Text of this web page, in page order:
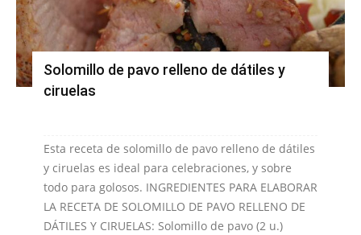
Solomillo de pavo relleno de dátiles y
ciruelas
Esta receta de solomillo de pavo relleno de dátiles
y ciruelas es ideal para celebraciones, y sobre
todo para golosos. INGREDIENTES PARA ELABORAR
LA RECETA DE SOLOMILLO DE PAVO RELLENO DE
DÁTILES Y CIRUELAS: Solomillo de pavo (2 u.)